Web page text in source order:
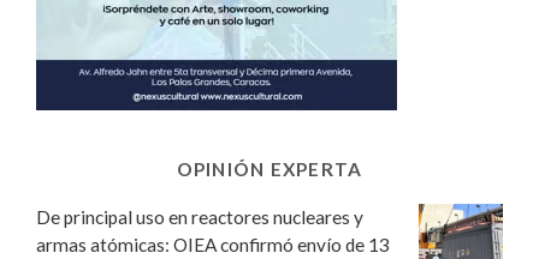
OPINIÓN EXPERTA
De principal uso en reactores nucleares y
armas atómicas: OIEA confirmó envío de 13